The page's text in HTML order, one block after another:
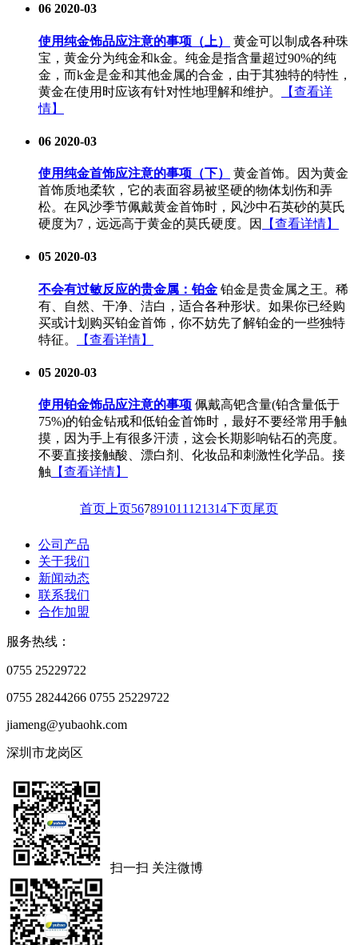
06 2020-03
使用纯金饰品应注意的事项（上）
黄金可以制成各种珠
宝，黄金分为纯金和k金。纯金是指含量超过90%的纯
金，而k金是金和其他金属的合金，由于其独特的特性，
黄金在使用时应该有针对性地理解和维护。
【查看详
情】
06 2020-03
使用纯金首饰应注意的事项（下）
黄金首饰。因为黄金
首饰质地柔软，它的表面容易被坚硬的物体划伤和弄
松。在风沙季节佩戴黄金首饰时，风沙中石英砂的莫氏
硬度为7，远远高于黄金的莫氏硬度。因
【查看详情】
05 2020-03
不会有过敏反应的贵金属：铂金 铂金是贵金属之王。稀
有、自然、干净、洁白，适合各种形状。如果你已经购
买或计划购买铂金首饰，你不妨先了解铂金的一些独特
特征。
【查看详情】
05 2020-03
使用铂金饰品应注意的事项 佩戴高钯含量(铂含量低于
75%)的铂金钻戒和低铂金首饰时，最好不要经常用手触
摸，因为手上有很多汗渍，这会长期影响钻石的亮度。
不要直接接触酸、漂白剂、化妆品和刺激性化学品。接
触 【查看详情】
首页 上页567891011 121314下页尾页
公司产品
关于我们
新闻动态
联系我们
合作加盟
服务热线：
0755 25229722
0755 28244266 0755 25229722
jiameng@yubaohk.com
深圳市龙岗区
扫一扫 关注微博